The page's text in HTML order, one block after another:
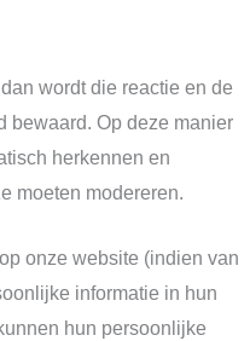
wordt die reactie en de
bewaard. Op deze manier
herkennen en
moeten modereren.
onze website (indien van
informatie in hun
hun persoonlijke